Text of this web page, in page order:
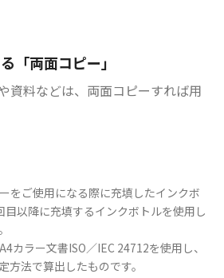
「両面コピー」
資料などは、両面コピーすれば用
をご使用になる際に充填したインクボ
目以降に充填するインクボトルを使用し
カラー文書ISO／IEC 24712を使用し、
方法で算出したものです。